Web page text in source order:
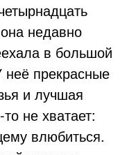
недавно
в большой
неё прекрасные
и лучшая
не хватает:
влюбиться.